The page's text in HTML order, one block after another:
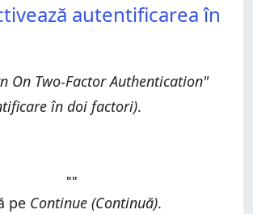
autentificarea în
On Two-Factor Authentication"
în doi factori).
""
pe Continue (Continuă).